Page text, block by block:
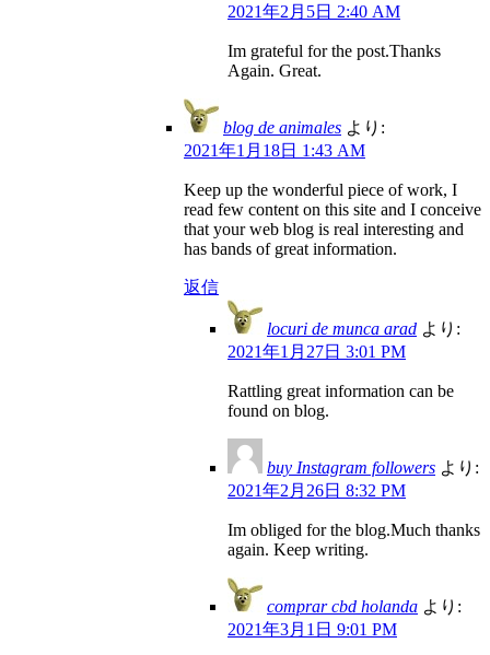
2021年2月5日 2:40 AM
Im grateful for the post.Thanks
Again. Great.
blog de animales より:
2021年1月18日 1:43 AM
Keep up the wonderful piece of work, I
read few content on this site and I conceive
that your web blog is real interesting and
has bands of great information.
返信
locuri de munca arad より:
2021年1月27日 3:01 PM
Rattling great information can be
found on blog.
buy Instagram followers より:
2021年2月26日 8:32 PM
Im obliged for the blog.Much thanks
again. Keep writing.
comprar cbd holanda より:
2021年3月1日 9:01 PM